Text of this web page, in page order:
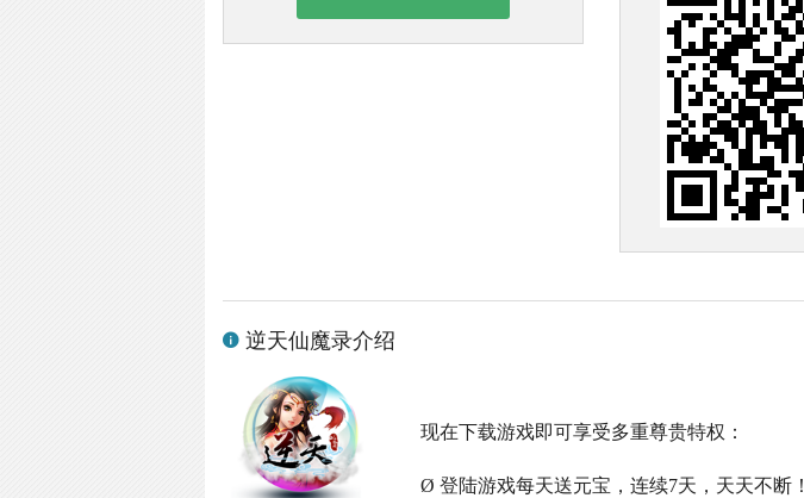
逆天仙魔录介绍
现在下载游戏即可享受多重尊贵特权：
Ø 登陆游戏每天送元宝，连续7天，天天不断！